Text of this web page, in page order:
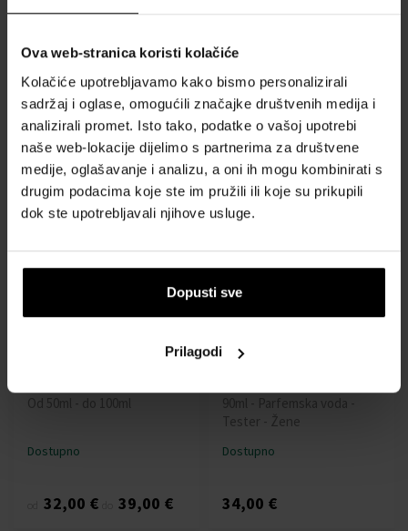
Ova web-stranica koristi kolačiće
Kolačiće upotrebljavamo kako bismo personalizirali
sadržaj i oglase, omogućili značajke društvenih medija i
analizirali promet. Isto tako, podatke o vašoj upotrebi
naše web-lokacije dijelimo s partnerima za društvene
medije, oglašavanje i analizu, a oni ih mogu kombinirati s
drugim podacima koje ste im pružili ili koje su prikupili
dok ste upotrebljavali njihove usluge.
Dopusti sve
Prilagodi
Men Parfemska voda -
Tester
100ml - Parfemska voda -
Tester - Muškarci
Dostupno
34,00 €
Live The Moment
Parfemska voda
Od 60ml - do 100ml
Dostupno
od36,00 €do 37,00 €
Od 50ml - do 100ml
Dostupno
32,00 € 39,00 €
90ml - Parfemska voda -
Tester - Žene
Dostupno
34,00 €